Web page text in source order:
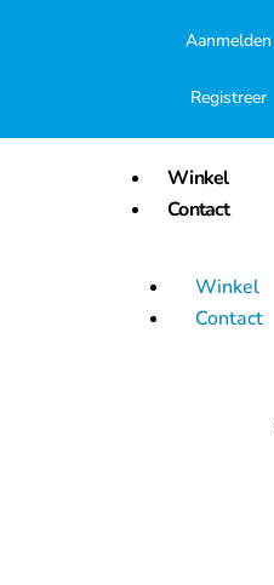
Aanmelden
Registreer
Winkel
Contact
Winkel
Contact